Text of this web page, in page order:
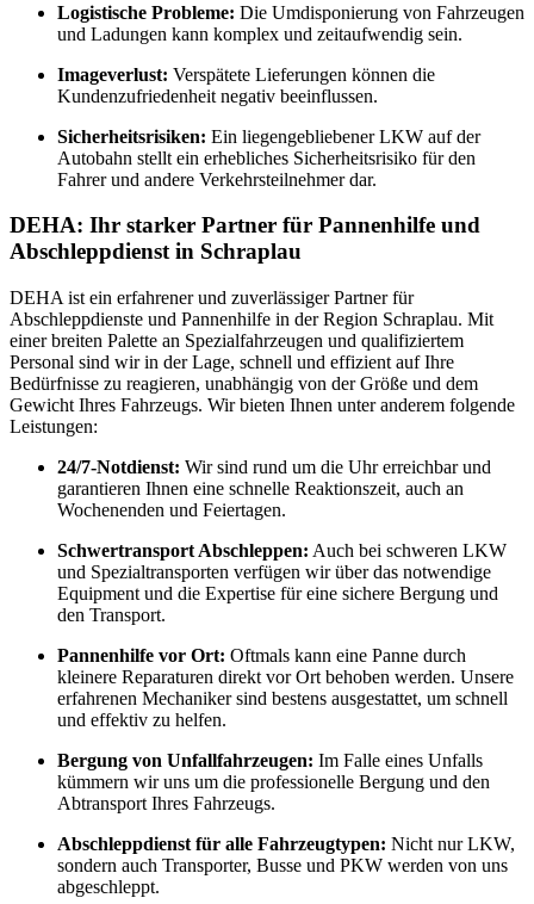
Logistische Probleme: Die Umdisponierung von Fahrzeugen
und Ladungen kann komplex und zeitaufwendig sein.
Imageverlust: Verspätete Lieferungen können die
Kundenzufriedenheit negativ beeinflussen.
Sicherheitsrisiken: Ein liegengebliebener LKW auf der
Autobahn stellt ein erhebliches Sicherheitsrisiko für den
Fahrer und andere Verkehrsteilnehmer dar.
DEHA: Ihr starker Partner für Pannenhilfe und
Abschleppdienst in Schraplau
DEHA ist ein erfahrener und zuverlässiger Partner für
Abschleppdienste und Pannenhilfe in der Region Schraplau. Mit
einer breiten Palette an Spezialfahrzeugen und qualifiziertem
Personal sind wir in der Lage, schnell und effizient auf Ihre
Bedürfnisse zu reagieren, unabhängig von der Größe und dem
Gewicht Ihres Fahrzeugs. Wir bieten Ihnen unter anderem folgende
Leistungen:
24/7-Notdienst: Wir sind rund um die Uhr erreichbar und
garantieren Ihnen eine schnelle Reaktionszeit, auch an
Wochenenden und Feiertagen.
Schwertransport Abschleppen: Auch bei schweren LKW
und Spezialtransporten verfügen wir über das notwendige
Equipment und die Expertise für eine sichere Bergung und
den Transport.
Pannenhilfe vor Ort: Oftmals kann eine Panne durch
kleinere Reparaturen direkt vor Ort behoben werden. Unsere
erfahrenen Mechaniker sind bestens ausgestattet, um schnell
und effektiv zu helfen.
Bergung von Unfallfahrzeugen: Im Falle eines Unfalls
kümmern wir uns um die professionelle Bergung und den
Abtransport Ihres Fahrzeugs.
Abschleppdienst für alle Fahrzeugtypen: Nicht nur LKW,
sondern auch Transporter, Busse und PKW werden von uns
abgeschleppt.